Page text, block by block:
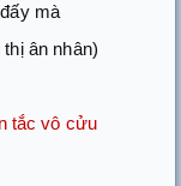
mà
ân nhân)
tắc vô cửu